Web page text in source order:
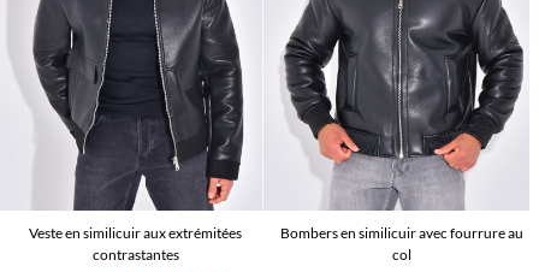
Veste en similicuir aux extrémitées
contrastantes
Bombers en similicuir avec fourrure au
col